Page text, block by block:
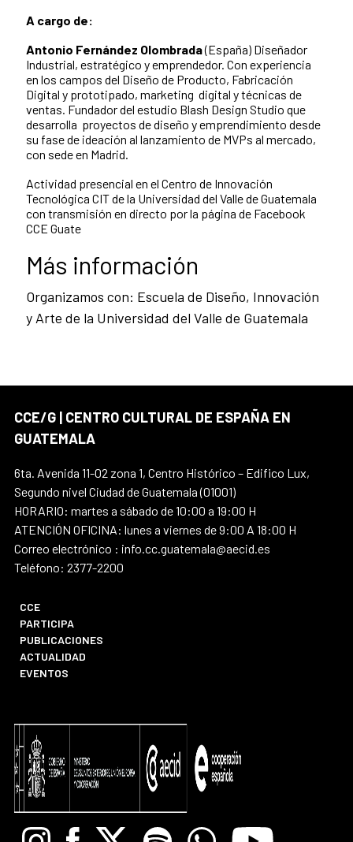
A cargo de:
Antonio Fernández Olombrada(España) Diseñador
Industrial, estratégico y emprendedor. Con experiencia
en los campos del Diseño de Producto, Fabricación
Digital y prototipado, marketing digital y técnicas de
ventas. Fundador del estudio Blash Design Studio que
desarrolla proyectos de diseño y emprendimiento desde
su fase de ideación al lanzamiento de MVPs al mercado,
con sede en Madrid.
Actividad presencial en el Centro de Innovación
Tecnológica CIT de la Universidad del Valle de Guatemala
con transmisión en directo por la página de Facebook
CCE Guate
Más información
Organizamos con: Escuela de Diseño, Innovación
y Arte de la Universidad del Valle de Guatemala
CCE/G | CENTRO CULTURAL DE ESPAÑA EN
GUATEMALA
6ta. Avenida 11-02 zona 1, Centro Histórico – Edifico Lux,
Segundo nivel Ciudad de Guatemala (01001)
HORARIO: martes a sábado de 10:00 a 19:00 H
ATENCIÓN OFICINA: lunes a viernes de 9:00 A 18:00 H
Correo electrónico : info.cc.guatemala@aecid.es
Teléfono: 2377-2200
CCE
PARTICIPA
PUBLICACIONES
ACTUALIDAD
EVENTOS
InstagramFacebook
X Spotify WhatsappYoutube